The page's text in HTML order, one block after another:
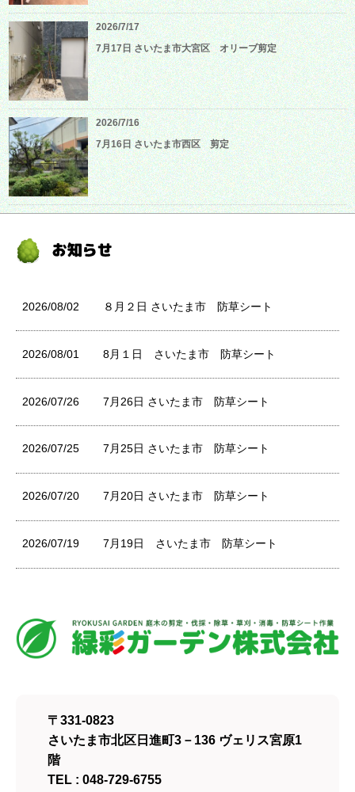
2026/7/17
7月17日 さいたま市大宮区 オリーブ剪定
2026/7/16
7月16日 さいたま市西区 剪定
2026/08/02 ８月２日 さいたま市 防草シート
2026/08/01 8月１日 さいたま市 防草シート
2026/07/26 7月26日 さいたま市 防草シート
2026/07/25 7月25日 さいたま市 防草シート
2026/07/20 7月20日 さいたま市 防草シート
2026/07/19 7月19日 さいたま市 防草シート
〒331-0823
さいたま市北区日進町3－136 ヴェリス宮原1
階
TEL : 048-729-6755